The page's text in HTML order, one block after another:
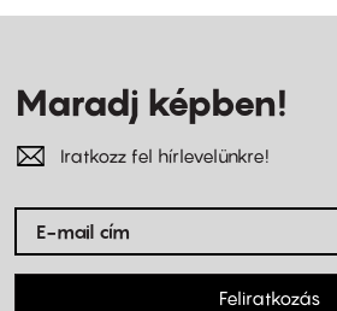
Maradj képben!
Iratkozz fel hírlevelünkre!
Feliratkozás